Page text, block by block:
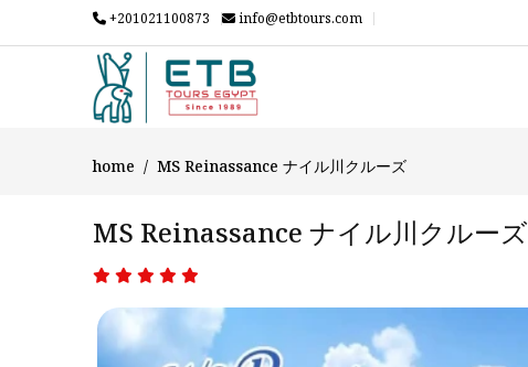
+201021100873 info@etbtours.com
home MS Reinassance ナイル川クルーズ
MS Reinassance ナイル川クルーズ